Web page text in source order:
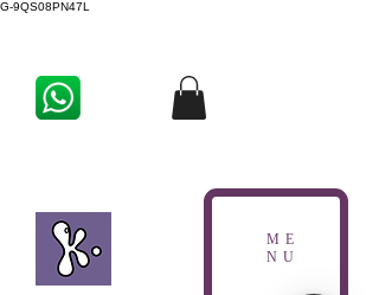
G-9QS08PN47L
ME
NU